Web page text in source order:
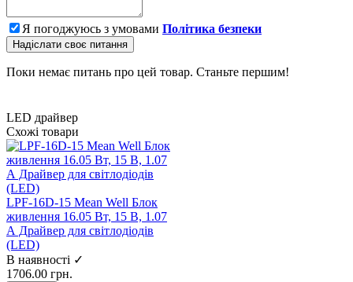
Я погоджуюсь з умовами Політика безпеки
Надіслати своє питання
Поки немає питань про цей товар. Станьте першим!
LED драйвер
Схожі товари
LPF-16D-15 Mean Well Блок
живлення 16.05 Вт, 15 В, 1.07
А Драйвер для світлодіодів
(LED)
В наявності ✓
1706.00 грн.